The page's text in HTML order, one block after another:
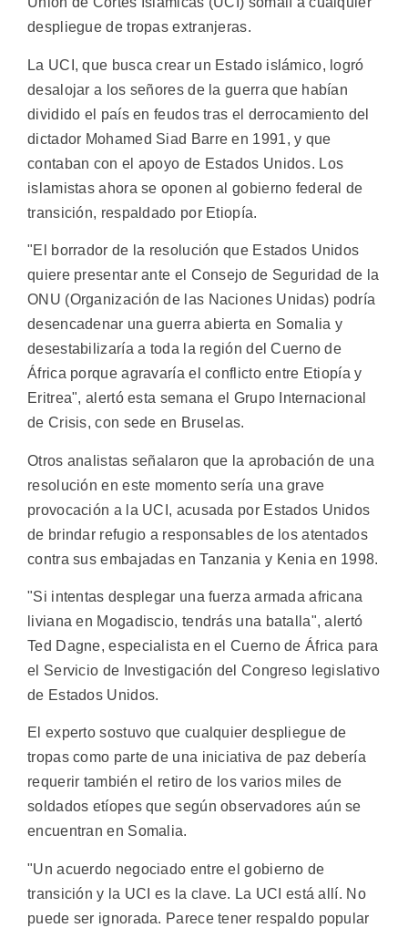
despliegue de tropas extranjeras.
La UCI, que busca crear un Estado islámico, logró
desalojar a los señores de la guerra que habían
dividido el país en feudos tras el derrocamiento del
dictador Mohamed Siad Barre en 1991, y que
contaban con el apoyo de Estados Unidos. Los
islamistas ahora se oponen al gobierno federal de
transición, respaldado por Etiopía.
"El borrador de la resolución que Estados Unidos
quiere presentar ante el Consejo de Seguridad de la
ONU (Organización de las Naciones Unidas) podría
desencadenar una guerra abierta en Somalia y
desestabilizaría a toda la región del Cuerno de
África porque agravaría el conflicto entre Etiopía y
Eritrea", alertó esta semana el Grupo Internacional
de Crisis, con sede en Bruselas.
Otros analistas señalaron que la aprobación de una
resolución en este momento sería una grave
provocación a la UCI, acusada por Estados Unidos
de brindar refugio a responsables de los atentados
contra sus embajadas en Tanzania y Kenia en 1998.
"Si intentas desplegar una fuerza armada africana
liviana en Mogadiscio, tendrás una batalla", alertó
Ted Dagne, especialista en el Cuerno de África para
el Servicio de Investigación del Congreso legislativo
de Estados Unidos.
El experto sostuvo que cualquier despliegue de
tropas como parte de una iniciativa de paz debería
requerir también el retiro de los varios miles de
soldados etíopes que según observadores aún se
encuentran en Somalia.
"Un acuerdo negociado entre el gobierno de
transición y la UCI es la clave. La UCI está allí. No
puede ser ignorada. Parece tener respaldo popular